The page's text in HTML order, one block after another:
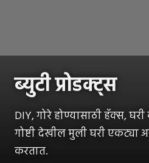
ब्युटी प्रोडक्ट्स
DIY, गोरे होण्यासाठी हॅक्स,
गोष्टी देखील मुली घरी एकट्या
करतात.